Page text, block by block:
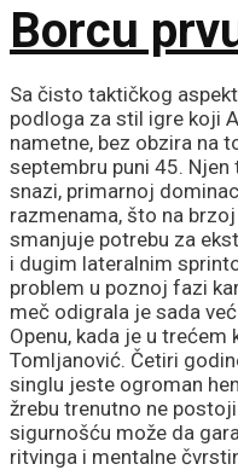
Borcu
sezoni!
Sa čisto taktičkog
podloga za stil igre koji
nametne, bez obzira na
septembru puni 45.
snazi, primarnoj
razmenama, što na
smanjuje potrebu za
i dugim lateralnim
problem u poznoj fazi
meč odigrala je sada
Openu, kada je u trećem
Tomljanović. Četiri
singlu jeste ogroman
žrebu trenutno ne
sigurnošću može da
ritvinga i mentalne